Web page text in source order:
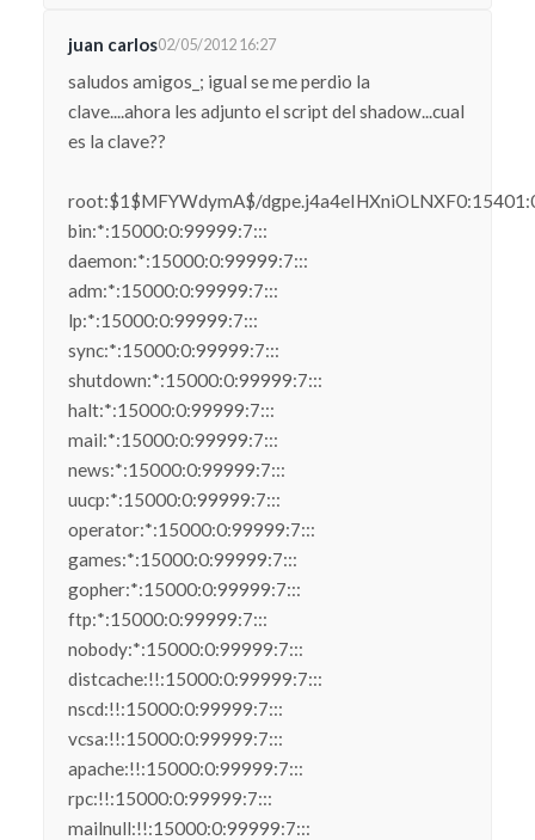
juan carlos02/05/2012 16:27
saludos amigos_; igual se me perdio la
clave....ahora les adjunto el script del shadow...cual
es la clave??
root:$1$MFYWdymA$/
bin:*:15000:0:99999:7:::
daemon:*:15000:0:99999:7:::
adm:*:15000:0:99999:7:::
lp:*:15000:0:99999:7:::
sync:*:15000:0:99999:7:::
shutdown:*:15000:0:99999:7:::
halt:*:15000:0:99999:7:::
mail:*:15000:0:99999:7:::
news:*:15000:0:99999:7:::
uucp:*:15000:0:99999:7:::
operator:*:15000:0:99999:7:::
games:*:15000:0:99999:7:::
gopher:*:15000:0:99999:7:::
ftp:*:15000:0:99999:7:::
nobody:*:15000:0:99999:7:::
distcache:!!:15000:0:99999:7:::
nscd:!!:15000:0:99999:7:::
vcsa:!!:15000:0:99999:7:::
apache:!!:15000:0:99999:7:::
rpc:!!:15000:0:99999:7:::
mailnull:!!:15000:0:99999:7:::